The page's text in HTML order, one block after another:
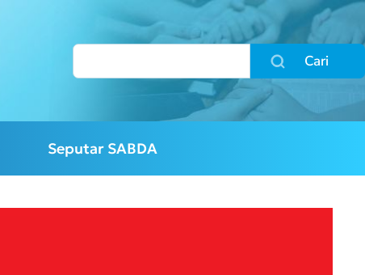
Seputar SABDA